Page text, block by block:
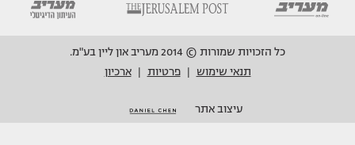
כל הזכויות שמורות © 2014 מעריב און ליין בע"מ.
תנאי שימוש
פרטיות ארכיון
עיצוב אתר